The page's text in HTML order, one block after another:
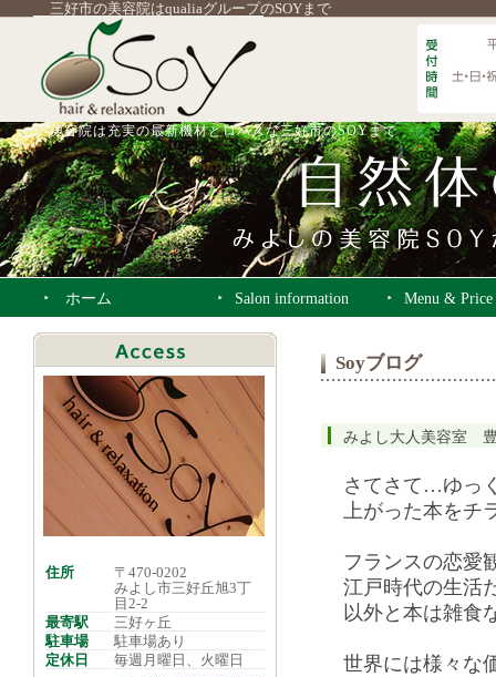
三好市の美容院はqualiaグループのSOYまで
美容院は充実の最新機材とロハスな三好市のSOYまで
ホーム Salon information Menu & Price
Soyブログ
みよし大人美容室
さてさて…ゆっ
上がった本をチ
フランスの恋愛
江戸時代の生活
以外と本は雑食
世界には様々な
住所
〒470-0202
みよし市三好丘旭3丁
目2-2
最寄駅
三好ヶ丘
駐車場
駐車場あり
定休日
毎週月曜日、火曜日